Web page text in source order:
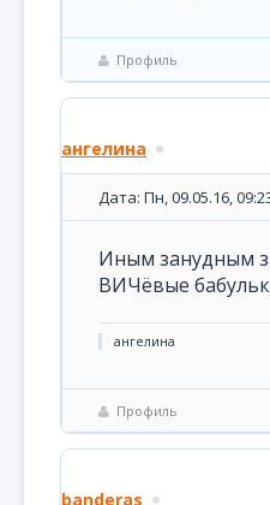
Профиль
ангелина
Дата: Пн, 09.05.16,
Иным занудным
ВИЧёвые
ангелина
Профиль
banderas